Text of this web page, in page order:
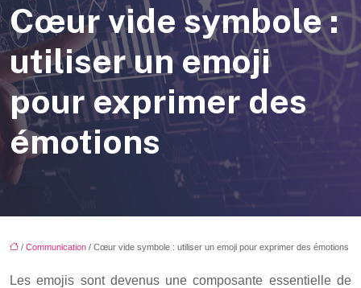
Cœur vide symbole :
utiliser un emoji
pour exprimer des
émotions
/ Communication / Cœur vide symbole : utiliser un emoji pour exprimer des émotions
Les emojis sont devenus une composante essentielle de